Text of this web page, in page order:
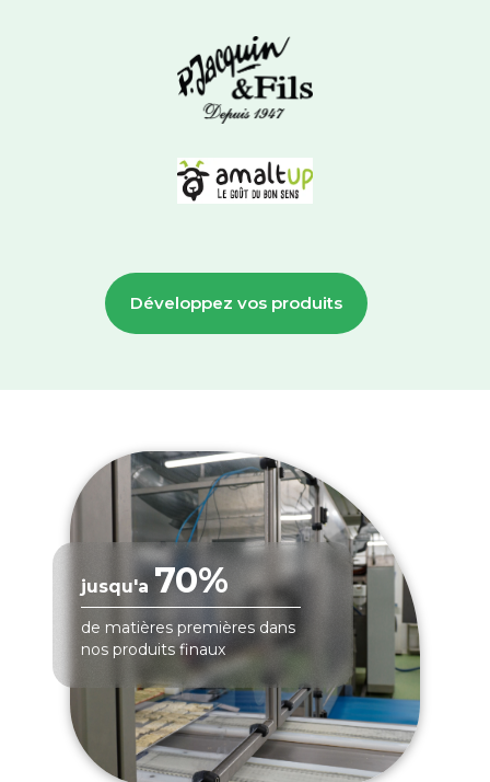
Développez vos produits
jusqu'a 70%
de matières premières dans
nos produits finaux